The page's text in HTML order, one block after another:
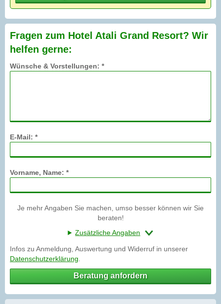
Fragen zum Hotel Atali Grand Resort? Wir
helfen gerne:
Wünsche & Vorstellungen: *
E-Mail: *
Vorname, Name: *
Je mehr Angaben Sie machen, umso besser können wir Sie
beraten!
Zusätzliche Angaben
Infos zu Anmeldung, Auswertung und Widerruf in unserer
Datenschutzerklärung
Beratung anfordern